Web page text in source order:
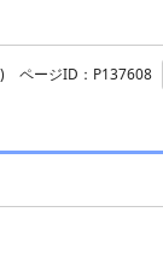
ページID：P137608